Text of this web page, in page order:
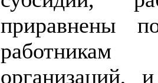
приравнены
организаций,